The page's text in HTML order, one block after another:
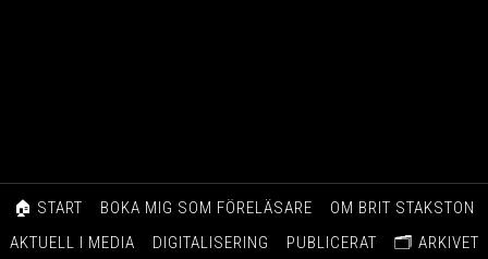
🏠 START BOKA MIG SOM FÖRELÄSARE
OM BRIT STAKSTON
AKTUELL I MEDIA
DIGITALISERING PUBLICERAT
🗂️ ARKIVET